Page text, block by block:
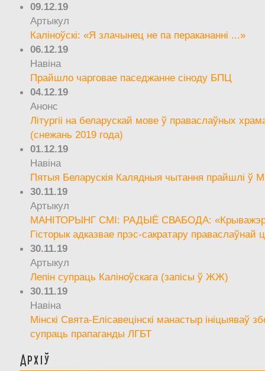
09.12.19
Артыкул
Каліноўскі: «Я злачынец не па перакананні ...»
06.12.19
Навіна
Прайшло чарговае паседжанне сіноду БПЦ
04.12.19
Анонс
Літургіі на беларускай мове ў праваслаўных
(снежань 2019 года)
01.12.19
Навіна
Пятыя Беларускія Калядныя чытання прайшлі ў
30.11.19
Артыкул
МАНІТОРЫНГ СМІ: РАДЫЁ СВАБОДА:
Гісторык адказвае прэс-сакратару праваслаўнай
30.11.19
Артыкул
Лепін супраць Каліноўскага (запісы ў ЖЖ)
30.11.19
Навіна
Мінскі Свята-Елісавецінскі манастыр ініцыяваў
супраць прапаганды ЛГБТ
Архіў